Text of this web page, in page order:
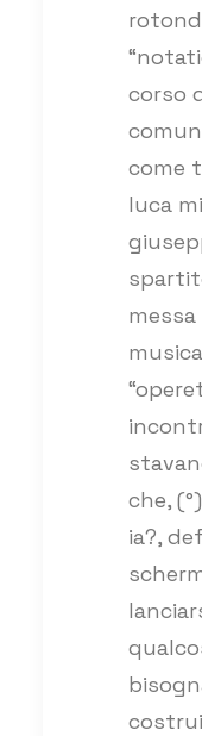
corso
come
luca
che,
ia?,